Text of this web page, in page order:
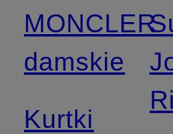
MONCLER
damskie
Kurtki